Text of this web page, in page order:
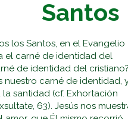
Santos
los Santos, en el Evangelio
el carné de identidad del
de identidad del cristiano?
nuestro carné de identidad,
santidad (cf. Exhortación
63). Jesús nos